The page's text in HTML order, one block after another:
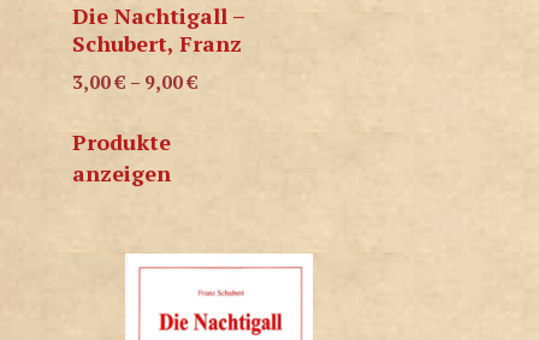
Die Nachtigall –
Schubert, Franz
3,00€ – 9,00€
Produkte
anzeigen